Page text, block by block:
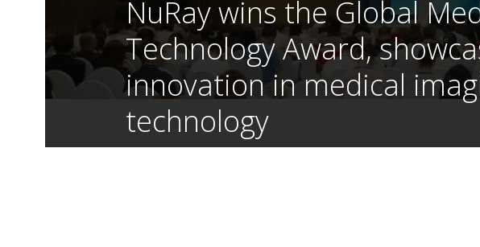
NuRay wins the Global
Technology Award,
innovation in medical
technology